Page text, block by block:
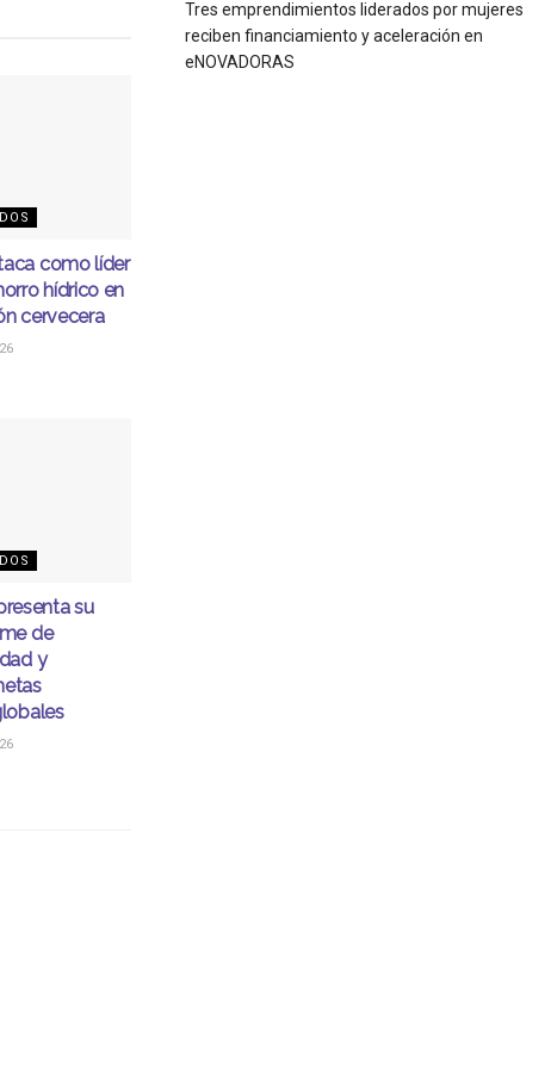
como líder
hídrico en
cervecera
su
de
y
Tres emprendimientos liderados por mujeres
reciben financiamiento y aceleración en
eNOVADORAS